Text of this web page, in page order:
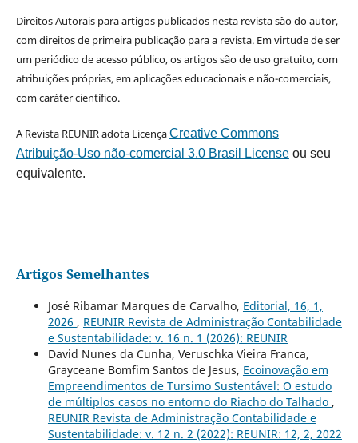
Direitos Autorais para artigos publicados nesta revista são do autor,
com direitos de primeira publicação para a revista. Em virtude de ser
um periódico de acesso público, os artigos são de uso gratuito, com
atribuições próprias, em aplicações educacionais e não-comerciais,
com caráter científico.
A Revista REUNIR adota LicençaCreative Commons
Atribuição-Uso não-comercial 3.0 Brasil Licenseou seu
equivalente.
Artigos Semelhantes
José Ribamar Marques de Carvalho, Editorial, 16, 1,
2026 , REUNIR Revista de Administração Contabilidade
e Sustentabilidade: v. 16 n. 1 (2026): REUNIR
David Nunes da Cunha, Veruschka Vieira Franca,
Grayceane Bomfim Santos de Jesus, Ecoinovação em
Empreendimentos de Tursimo Sustentável: O estudo
de múltiplos casos no entorno do Riacho do Talhado ,
REUNIR Revista de Administração Contabilidade e
Sustentabilidade: v. 12 n. 2 (2022): REUNIR: 12, 2, 2022